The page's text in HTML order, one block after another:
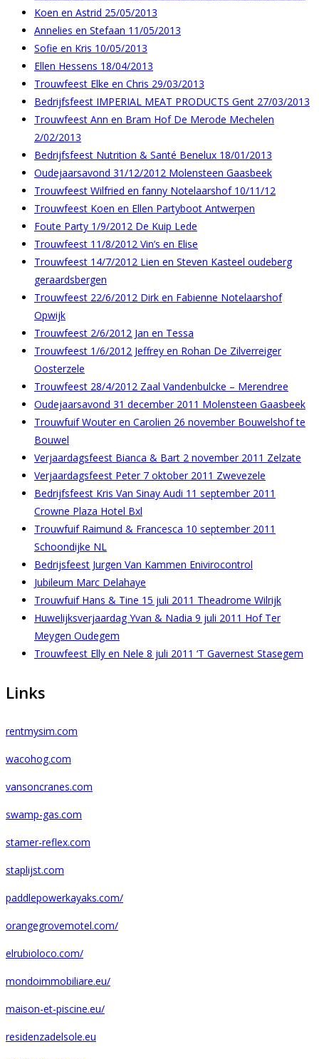
Koen en Astrid 25/05/2013
Annelies en Stefaan 11/05/2013
Sofie en Kris 10/05/2013
Ellen Hessens 18/04/2013
Trouwfeest Elke en Chris 29/03/2013
Bedrijfsfeest IMPERIAL MEAT PRODUCTS Gent 27/03/2013
Trouwfeest Ann en Bram Hof De Merode Mechelen
2/02/2013
Bedrijfsfeest Nutrition & Santé Benelux 18/01/2013
Oudejaarsavond 31/12/2012 Molensteen Gaasbeek
Trouwfeest Wilfried en fanny Notelaarshof 10/11/12
Trouwfeest Koen en Ellen Partyboot Antwerpen
Foute Party 1/9/2012 De Kuip Lede
Trouwfeest 11/8/2012 Vin’s en Elise
Trouwfeest 14/7/2012 Lien en Steven Kasteel oudeberg
geraardsbergen
Trouwfeest 22/6/2012 Dirk en Fabienne Notelaarshof
Opwijk
Trouwfeest 2/6/2012 Jan en Tessa
Trouwfeest 1/6/2012 Jeffrey en Rohan De Zilverreiger
Oosterzele
Trouwfeest 28/4/2012 Zaal Vandenbulcke – Merendree
Oudejaarsavond 31 december 2011 Molensteen Gaasbeek
Trouwfuif Wouter en Carolien 26 november Bouwelshof te
Bouwel
Verjaardagsfeest Bianca & Bart 2 november 2011 Zelzate
Verjaardagsfeest Peter 7 oktober 2011 Zwevezele
Bedrijfsfeest Kris Van Sinay Audi 11 september 2011
Crowne Plaza Hotel Bxl
Trouwfuif Raimund & Francesca 10 september 2011
Schoondijke NL
Bedrijsfeest Jurgen Van Kammen Enivirocontrol
Jubileum Marc Delahaye
Trouwfuif Hans & Tine 15 juli 2011 Theadrome Wilrijk
Huwelijksverjaardag Yvan & Nadia 9 juli 2011 Hof Ter
Meygen Oudegem
Trouwfeest Elly en Nele 8 juli 2011 ‘T Gavernest Stasegem
Links
rentmysim.com
wacohog.com
vansoncranes.com
swamp-gas.com
stamer-reflex.com
staplijst.com
paddlepowerkayaks.com/
orangegrovemotel.com/
elrubioloco.com/
mondoimmobiliare.eu/
maison-et-piscine.eu/
residenzadelsole.eu